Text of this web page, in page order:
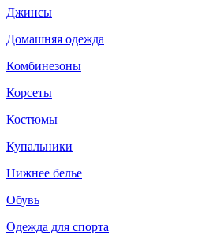
Джинсы
Домашняя одежда
Комбинезоны
Корсеты
Костюмы
Купальники
Нижнее белье
Обувь
Одежда для спорта